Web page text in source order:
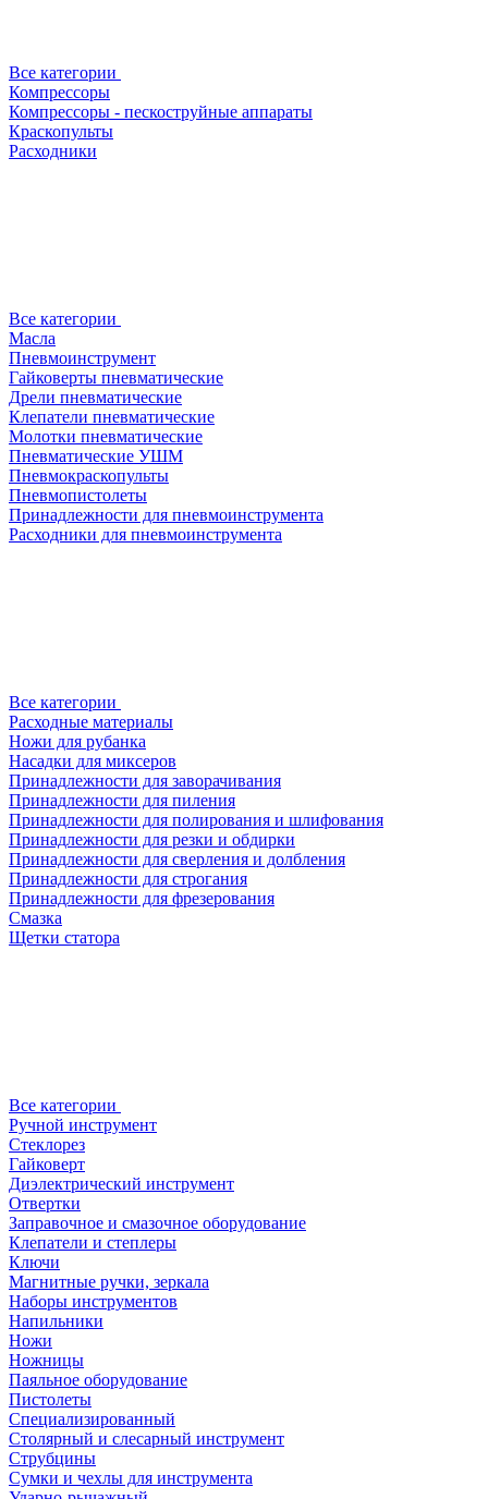
Все категории
Компрессоры
Компрессоры - пескоструйные аппараты
Краскопульты
Расходники
Все категории
Масла
Пневмоинструмент
Гайковерты пневматические
Дрели пневматические
Клепатели пневматические
Молотки пневматические
Пневматические УШМ
Пневмокраскопульты
Пневмопистолеты
Принадлежности для пневмоинструмента
Расходники для пневмоинструмента
Все категории
Расходные материалы
Ножи для рубанка
Насадки для миксеров
Принадлежности для заворачивания
Принадлежности для пиления
Принадлежности для полирования и шлифования
Принадлежности для резки и обдирки
Принадлежности для сверления и долбления
Принадлежности для строгания
Принадлежности для фрезерования
Смазка
Щетки статора
Все категории
Ручной инструмент
Стеклорез
Гайковерт
Диэлектрический инструмент
Отвертки
Заправочное и смазочное оборудование
Клепатели и степлеры
Ключи
Магнитные ручки, зеркала
Наборы инструментов
Напильники
Ножи
Ножницы
Паяльное оборудование
Пистолеты
Специализированный
Столярный и слесарный инструмент
Струбцины
Сумки и чехлы для инструмента